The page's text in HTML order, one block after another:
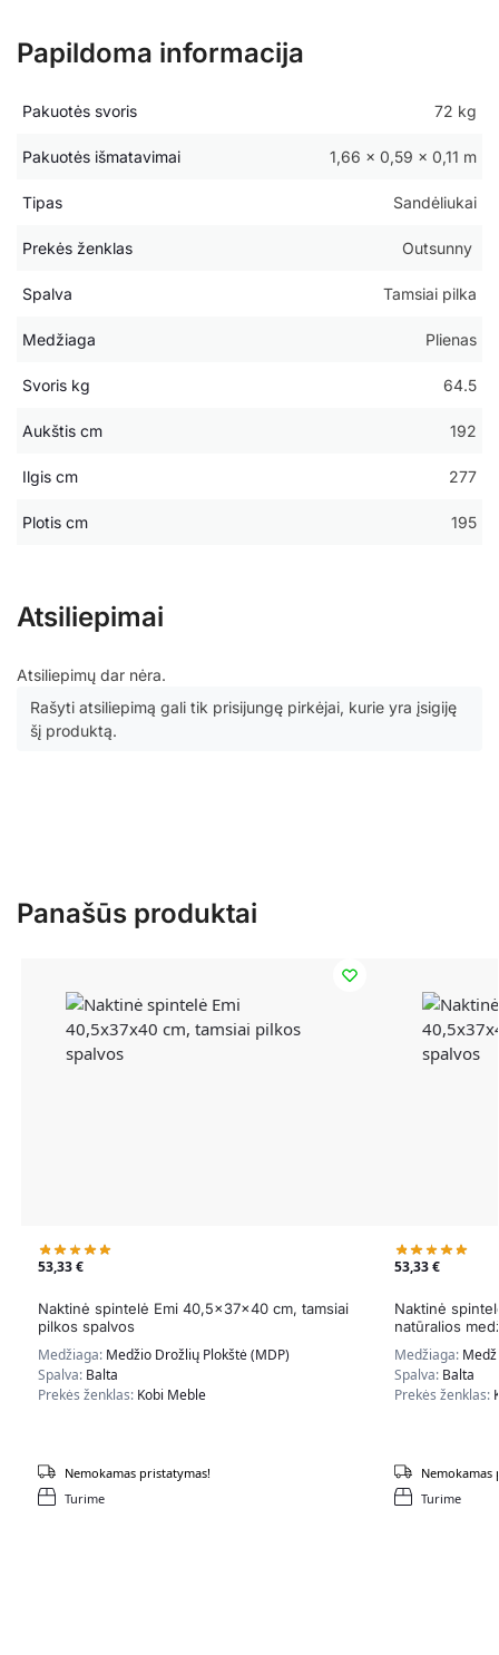
Papildoma informacija
Pakuotės svoris 72 kg
Pakuotės išmatavimai 1,66 × 0,59 × 0,11 m
Tipas Sandėliukai
Prekės ženklas Outsunny
Spalva Tamsiai pilka
Medžiaga Plienas
Svoris kg 64.5
Aukštis cm 192
Ilgis cm 277
Plotis cm 195
Atsiliepimai
Atsiliepimų dar nėra.
Rašyti atsiliepimą gali tik prisijungę pirkėjai, kurie yra įsigiję
šį produktą.
Panašūs produktai
53,33€
Naktinė spintelė Emi 40,5x37x40 cm, tamsiai
pilkos spalvos
Medžiaga: Medžio Drožlių Plokštė (MDP)
Spalva: Balta
Prekės ženklas: Kobi Meble
Turime
Nemokamas pristatymas!
53,33€
Naktinė
natūralios
Medžiaga:
Spalva: Balta
Prekės ženklas:
Turime
Nemokamas